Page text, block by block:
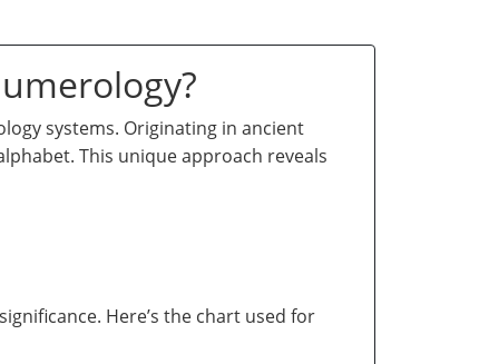
systems. Originating in ancient
This unique approach reveals
Here’s the chart used for